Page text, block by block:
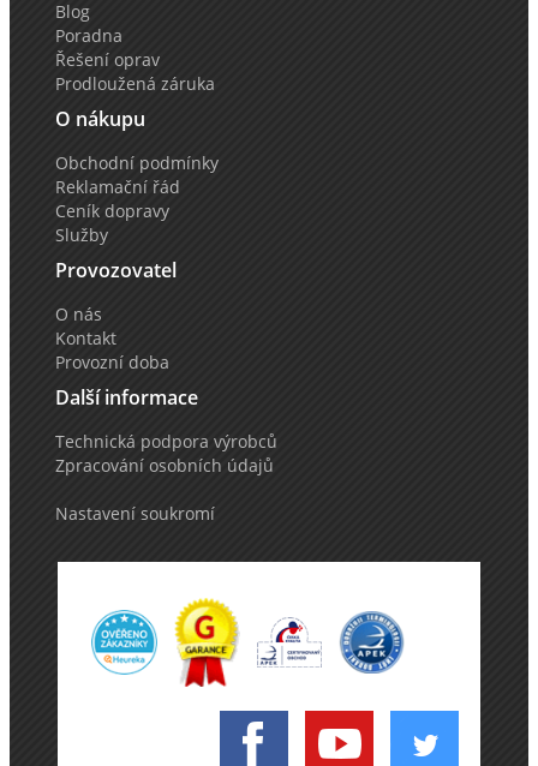
Blog
Poradna
Řešení oprav
Prodloužená záruka
O nákupu
Obchodní podmínky
Reklamační řád
Ceník dopravy
Služby
Provozovatel
O nás
Kontakt
Provozní doba
Další informace
Technická podpora výrobců
Zpracování osobních údajů
Nastavení soukromí